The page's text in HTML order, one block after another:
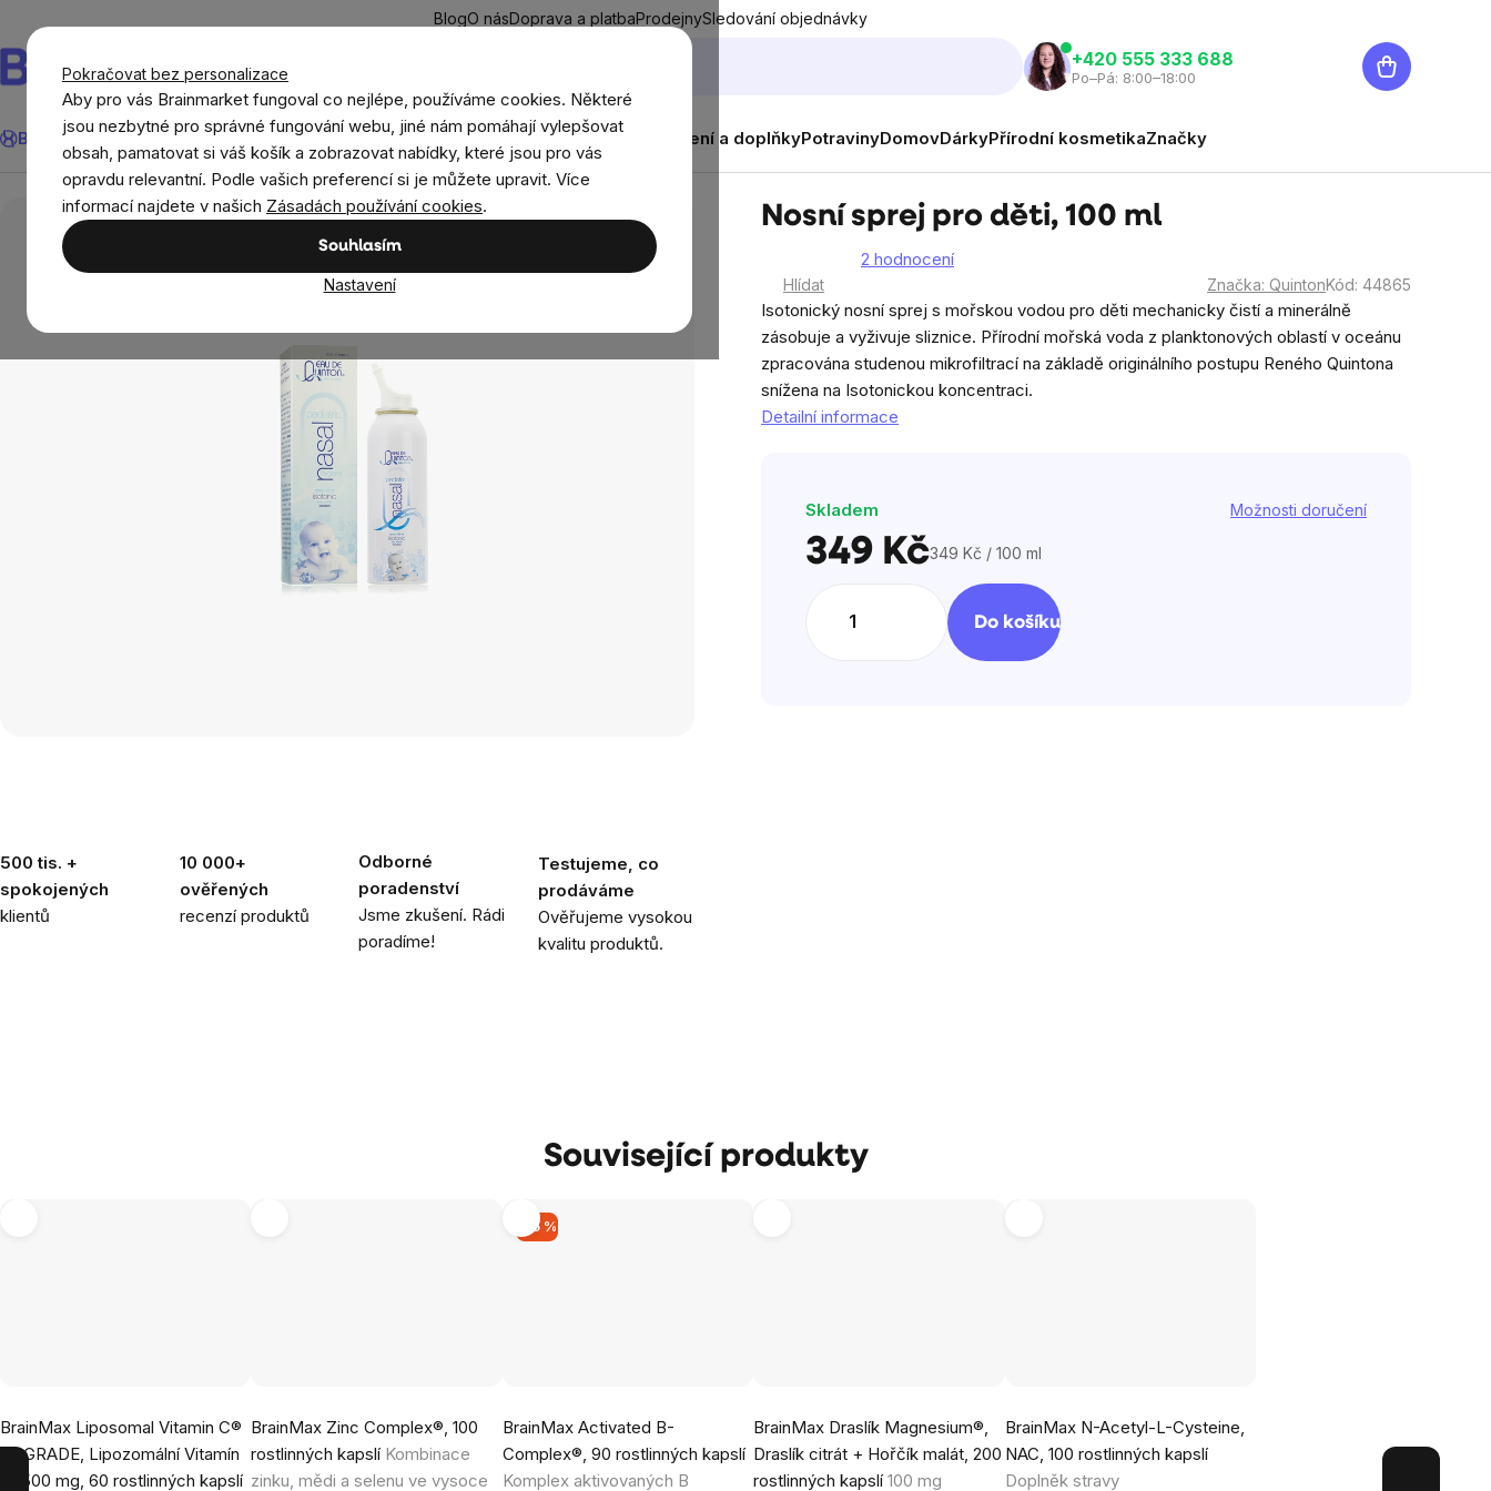
Pokračovat bez personalizace
Aby pro vás Brainmarket fungoval co nejlépe, používáme cookies. Některé
jsou nezbytné pro správné fungování webu, jiné nám pomáhají vylepšovat
obsah, pamatovat si váš košík a zobrazovat nabídky, které jsou pro vás
opravdu relevantní. Podle vašich preferencí si je můžete upravit. Více
informací najdete v našich Zásadách používání cookies.
Souhlasím
Nastavení
obsah
BlogO násDoprava a platbaProdejnySledování objednávky
Hledat
‭+420 555 333 688
Po–Pá: 8:00–18:00
Nákupní
košík
BrainMax® Léto Ušetři CíleDoplňky stravy a výživaNovinkyMužiŽenyDěti Oblečení a doplňkyPotravinyDomovDárkyPřírodní kosmetikaZnačky
Děti Přírodní kosmetika pro děti Nosní sprej pro děti, 100 ml
Nosní sprej pro děti, 100 ml
hodnocení
5,0
5
2 hodnocení
500 tis. +
spokojených
klientů
10 000+
ověřených
recenzí produktů
Odborné
poradenství
Jsme zkušení. Rádi
poradíme!
Testujeme, co
prodáváme
Ověřujeme vysokou
kvalitu produktů.
Hlídat Značka: QuintonKód: 44865
Isotonický nosní sprej s mořskou vodou pro děti mechanicky čistí a minerálně
zásobuje a vyživuje sliznice. Přírodní mořská voda z planktonových oblastí v oceánu
zpracována studenou mikrofiltrací na základě originálního postupu Reného Quintona
snížena na Isotonickou koncentraci.
Detailní informace
Skladem Možnosti doručení
349 KčMěrná
cena:
349 Kč / 100 ml
Do košíku
Související produkty
BrainMax Liposomal Vitamin C®
UPGRADE, Lipozomální Vitamín
C, 500 mg, 60 rostlinných kapslí
hodnocení
produktu
BrainMax Zinc Complex®, 100
rostlinných kapslí Kombinace
zinku, mědi a selenu ve vysoce
hodnocení
produktu
–15 %
BrainMax Activated B-
Complex®, 90 rostlinných kapslí
Komplex aktivovaných B
hodnocení
produktu
BrainMax Draslík Magnesium®,
Draslík citrát + Hořčík malát, 200
rostlinných kapslí100 mg
hodnocení
produktu
BrainMax N-Acetyl-L-Cysteine,
NAC, 100 rostlinných kapslí
Doplněk stravy
hodnocení
produktu